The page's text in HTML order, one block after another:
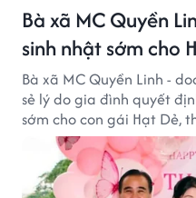
Bà xã MC Quyền
sinh nhật sớm cho
Bà xã MC Quyền Linh -
sẻ lý do gia đình quyết
sớm cho con gái Hạt Dẻ,
người hâm mộ.